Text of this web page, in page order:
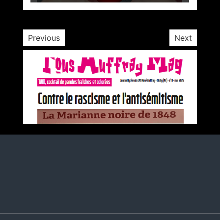
1 minute
3 ans
Previous Next